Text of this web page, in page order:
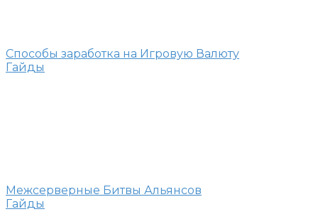
Способы заработка на Игровую Валюту
Гайды
Межсерверные Битвы Альянсов
Гайды